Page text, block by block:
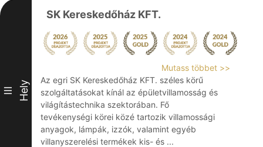
III Hely
SK Kereskedőház KFT.
Mutass többet >>
Az egri SK Kereskedőház KFT. széles körű
szolgáltatásokat kínál az épületvillamosság és
világítástechnika szektorában. Fő
tevékenységi körei közé tartozik villamossági
anyagok, lámpák, izzók, valamint egyéb
villanyszerelési termékek kis- és ...